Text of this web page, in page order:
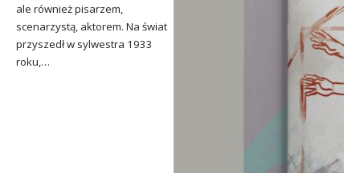
ale również pisarzem,
scenarzystą, aktorem. Na świat
przyszedł w sylwestra 1933
roku,…